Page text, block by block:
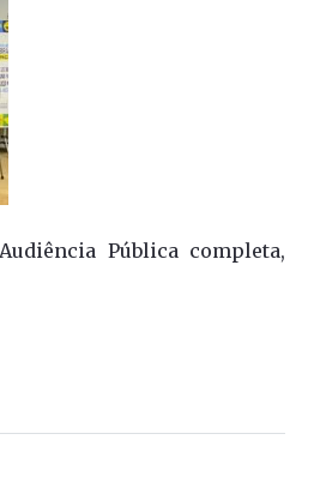
Pública completa,